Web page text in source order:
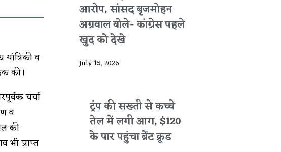
व
की।
चर्चा
व
की
भी प्राप्त
आरोप, सांसद बृजमोहन
अग्रवाल बोले- कांग्रेस पहले
खुद को देखे
July 15, 2026
ट्रंप की सख्ती से कच्चे
तेल में लगी आग, $120
के पार पहुंचा ब्रेंट क्रूड